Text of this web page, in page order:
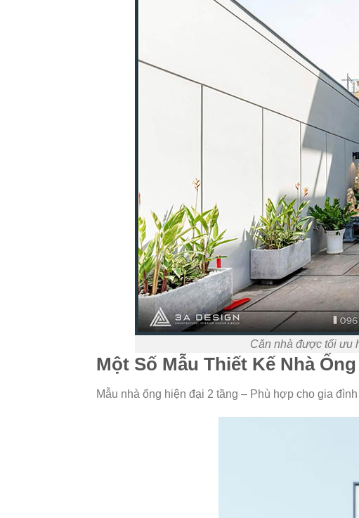
Căn nhà được tối ưu
Một Số Mẫu Thiết Kế Nhà
Mẫu nhà ống hiện đại 2 tầng – Phù hợp cho gia